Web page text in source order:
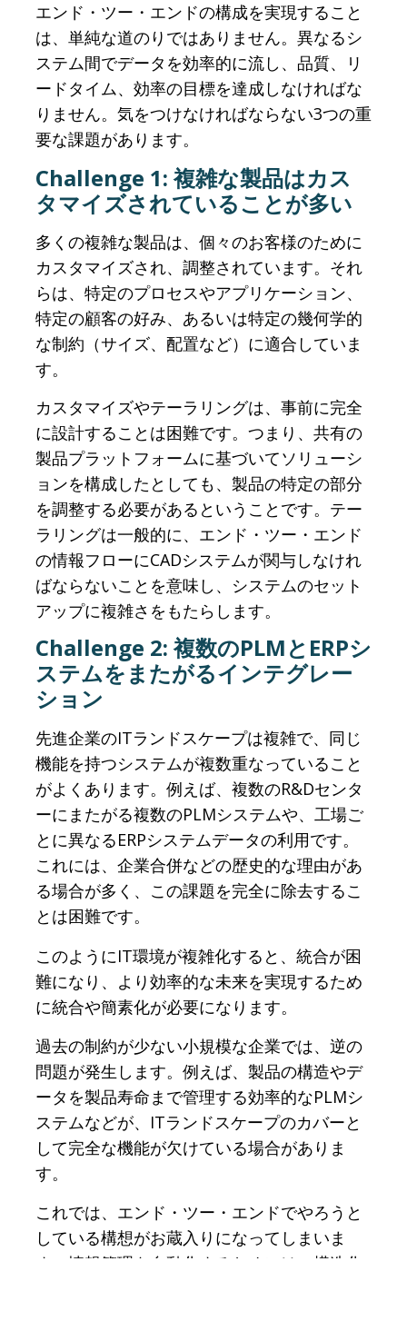
エンド・ツー・エンドの構成を実現すること
は、単純な道のりではありません。異なるシ
ステム間でデータを効率的に流し、品質、リ
ードタイム、効率の目標を達成しなければな
りません。気をつけなければならない3つの重
要な課題があります。
Challenge 1: 複雑な製品はカス
タマイズされていることが多い
多くの複雑な製品は、個々のお客様のために
カスタマイズされ、調整されています。それ
らは、特定のプロセスやアプリケーション、
特定の顧客の好み、あるいは特定の幾何学的
な制約（サイズ、配置など）に適合していま
す。
カスタマイズやテーラリングは、事前に完全
に設計することは困難です。つまり、共有の
製品プラットフォームに基づいてソリューシ
ョンを構成したとしても、製品の特定の部分
を調整する必要があるということです。テー
ラリングは一般的に、エンド・ツー・エンド
の情報フローにCADシステムが関与しなけれ
ばならないことを意味し、システムのセット
アップに複雑さをもたらします。
Challenge 2: 複数のPLMとERPシ
ステムをまたがるインテグレー
ション
先進企業のITランドスケープは複雑で、同じ
機能を持つシステムが複数重なっていること
がよくあります。例えば、複数のR&Dセンタ
ーにまたがる複数のPLMシステムや、工場ご
とに異なるERPシステムデータの利用です。
これには、企業合併などの歴史的な理由があ
る場合が多く、この課題を完全に除去するこ
とは困難です。
このようにIT環境が複雑化すると、統合が困
難になり、より効率的な未来を実現するため
に統合や簡素化が必要になります。
過去の制約が少ない小規模な企業では、逆の
問題が発生します。例えば、製品の構造やデ
ータを製品寿命まで管理する効率的なPLMシ
ステムなどが、ITランドスケープのカバーと
して完全な機能が欠けている場合がありま
す。
これでは、エンド・ツー・エンドでやろうと
している構想がお蔵入りになってしまいま
す。情報管理を自動化するためには、構造化